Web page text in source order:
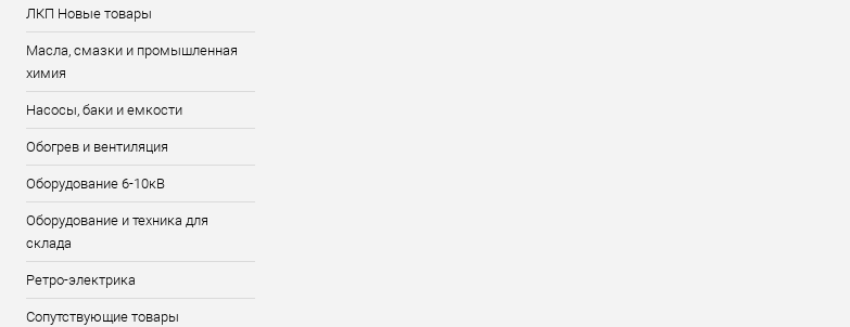
ЛКП Новые товары
Масла, смазки и промышленная
химия
Насосы, баки и емкости
Обогрев и вентиляция
Оборудование 6-10кВ
Оборудование и техника для
склада
Ретро-электрика
Сопутствующие товары